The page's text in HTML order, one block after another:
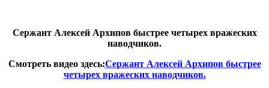
Сержант Алексей Архипов быстрее четырех вражеских
наводчиков.
Смотреть видео здесь:Сержант Алексей Архипов быстрее
четырех вражеских наводчиков.